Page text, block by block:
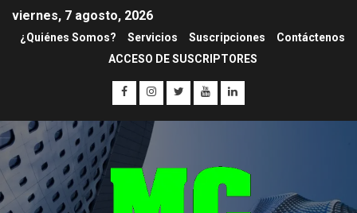
viernes, 7 agosto, 2026
¿Quiénes Somos? Servicios Suscripciones
Contáctenos
ACCESO DE SUSCRIPTORES